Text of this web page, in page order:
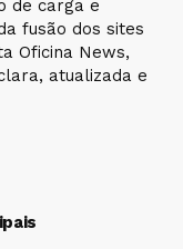
de carga e
fusão dos sites
Oficina News,
atualizada e